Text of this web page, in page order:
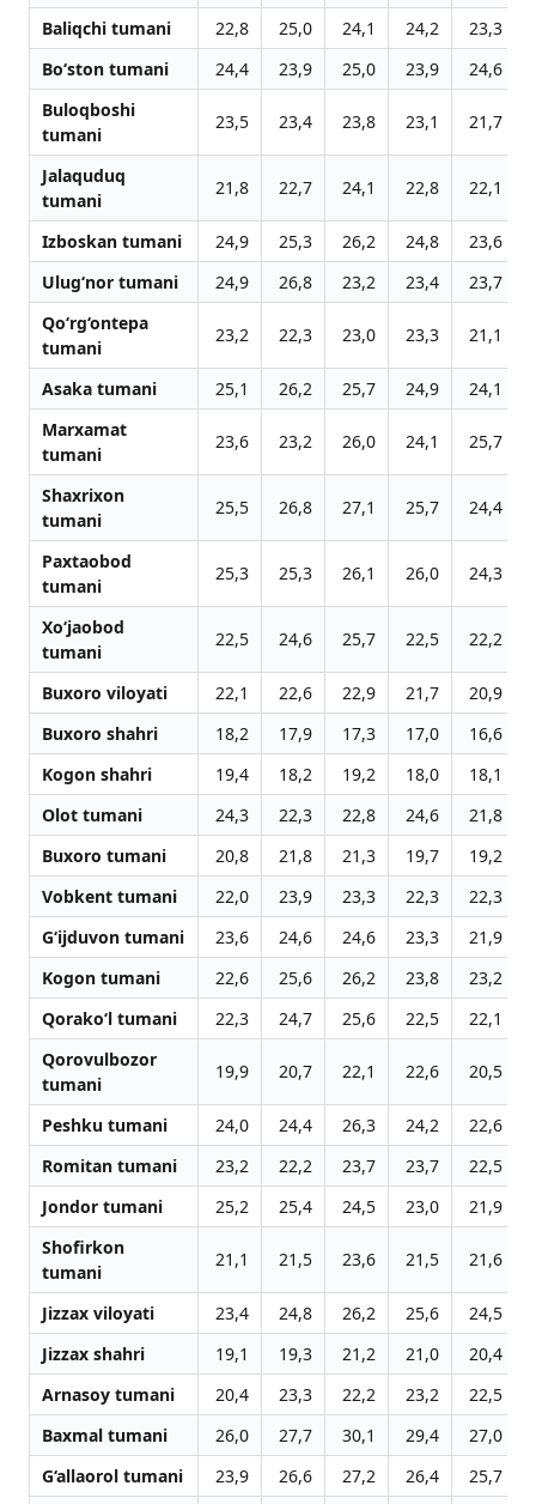
Baliqchi tumani
22,8 25,0 24,1 24,2 23,3
Bo‘ston tumani
24,4 23,9 25,0 23,9 24,6
Buloqboshi
tumani
23,5 23,4 23,8 23,1 21,7
Jalaquduq
tumani
21,8 22,7 24,1 22,8 22,1
Izboskan tumani 24,9 25,3 26,2 24,8 23,6
Ulug‘nor tumani
24,9 26,8 23,2 23,4 23,7
Qo‘rg‘ontepa
tumani
23,2 22,3 23,0 23,3 21,1
Asaka tumani 25,1 26,2 25,7 24,9 24,1
Marxamat
tumani
23,6 23,2 26,0 24,1 25,7
Shaxrixon
tumani
25,5 26,8 27,1 25,7 24,4
Paxtaobod
tumani
25,3 25,3 26,1 26,0 24,3
Xo‘jaobod
tumani
22,5 24,6 25,7 22,5 22,2
Buxoro viloyati 22,1 22,6 22,9 21,7 20,9
Buxoro shahri
18,2 17,9 17,3 17,0 16,6
Kogon shahri
19,4 18,2 19,2 18,0 18,1
Olot tumani
24,3 22,3 22,8 24,6 21,8
Buxoro tumani
20,8 21,8 21,3 19,7 19,2
Vobkent tumani
22,0 23,9 23,3 22,3 22,3
G‘ijduvon tumani
23,6 24,6 24,6 23,3 21,9
Kogon tumani
22,6 25,6 26,2 23,8 23,2
Qorako‘l tumani
22,3 24,7 25,6 22,5 22,1
Qorovulbozor
tumani
19,9 20,7 22,1 22,6 20,5
Peshku tumani 24,0 24,4 26,3 24,2 22,6
Romitan tumani
23,2 22,2 23,7 23,7 22,5
Jondor tumani
25,2 25,4 24,5 23,0 21,9
Shofirkon
tumani
21,1 21,5 23,6 21,5 21,6
Jizzax viloyati 23,4 24,8 26,2 25,6 24,5
Jizzax shahri
19,1 19,3 21,2 21,0 20,4
Arnasoy tumani
20,4 23,3 22,2 23,2 22,5
Baxmal tumani
26,0 27,7 30,1 29,4 27,0
G‘allaorol tumani
23,9 26,6 27,2 26,4 25,7